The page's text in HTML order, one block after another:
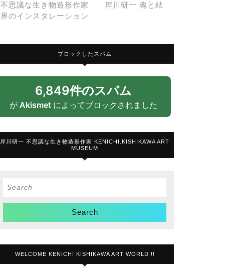
不思議な生き物造形作家 岸川研一 魂と結
界のインスタレーション
ブロックしたスパム
6,849件のスパム
が Akismetによってブロックされました
岸川研一 不思議な生き物造形作家 KENICHI.KISHIKAWA ART
MUSEUM
Search
WELCOME KENICHI KISHIKAWA ART WORLD !!